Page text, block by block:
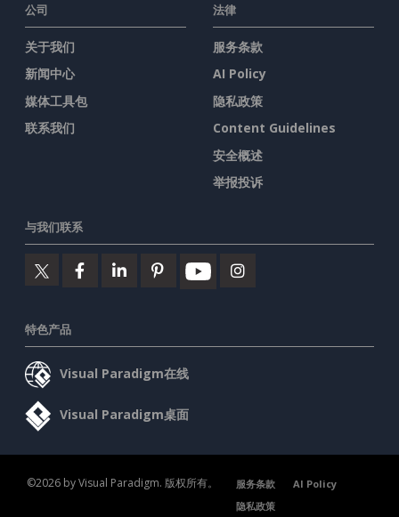
公司
关于我们
新闻中心
媒体工具包
联系我们
法律
服务条款
AI Policy
隐私政策
Content Guidelines
安全概述
举报投诉
与我们联系
特色产品
Visual Paradigm在线
Visual Paradigm桌面
©2026 by Visual Paradigm. 版权所有。 服务条款
AI Policy
隐私政策